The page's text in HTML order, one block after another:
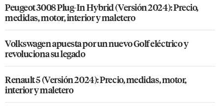
Peugeot 3008 Plug-In Hybrid (Versión 2024): Precio,
medidas, motor, interior y maletero
Volkswagen apuesta por un nuevo Golf eléctrico y
revoluciona su legado
Renault 5 (Versión 2024): Precio, medidas, motor,
interior y maletero